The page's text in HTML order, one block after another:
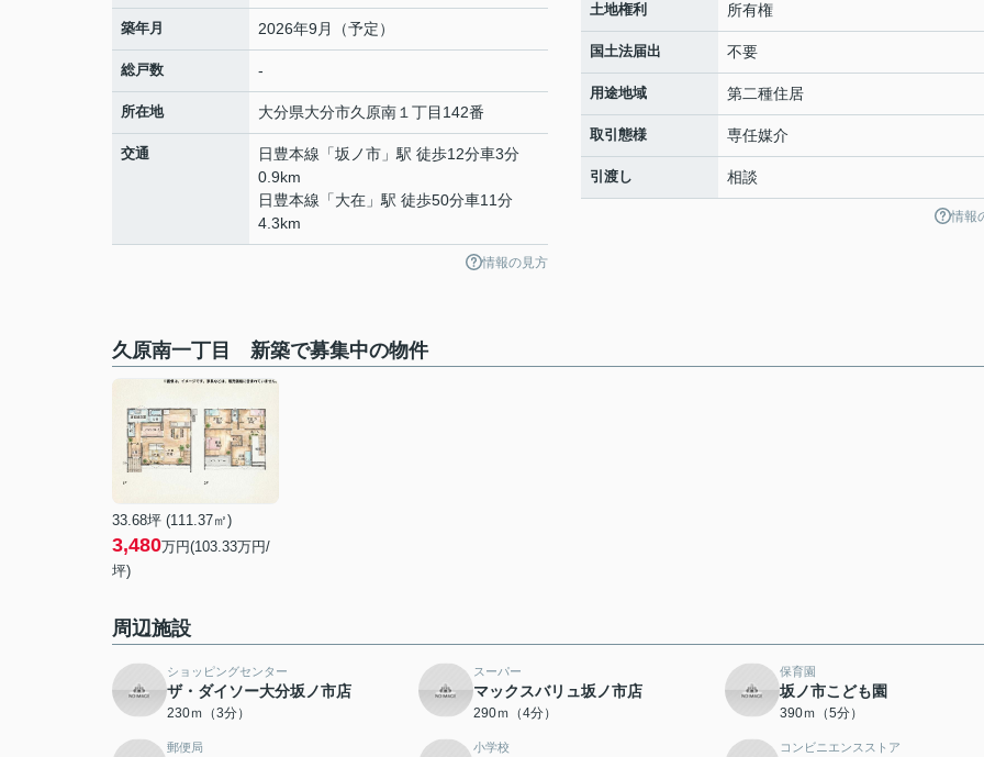
築年月 2026年9月（予定）
総戸数 -
所在地 大分県大分市久原南 １丁目142番
交通 日豊本線 「坂ノ市 」駅 徒歩12分車3分
0.9km
日豊本線 「大在 」駅 徒歩50分車11分
4.3km
情報の見方
土地権利 所有権
国土法届出 不要
用途地域 第二種住居
取引態様 専任媒介
引渡し 相談
情報
久原南一丁目 新築で募集中の物件
33.68坪 (111.37㎡)
3,480万円(103.33万円/
坪)
周辺施設
ショッピングセンター
ザ・ダイソー大分坂ノ市店
230ｍ（3分）
スーパー
マックスバリュ坂ノ市店
290ｍ（4分）
保育園
坂ノ市こども園
390ｍ（5分）
郵便局 小学校 コンビニエンスストア